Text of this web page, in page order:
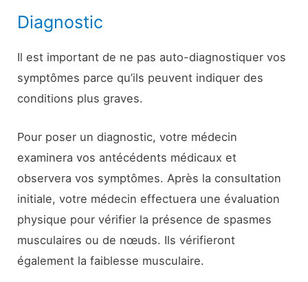
Diagnostic
Il est important de ne pas auto-diagnostiquer vos
symptômes parce qu’ils peuvent indiquer des
conditions plus graves.
Pour poser un diagnostic, votre médecin
examinera vos antécédents médicaux et
observera vos symptômes. Après la consultation
initiale, votre médecin effectuera une évaluation
physique pour vérifier la présence de spasmes
musculaires ou de nœuds. Ils vérifieront
également la faiblesse musculaire.